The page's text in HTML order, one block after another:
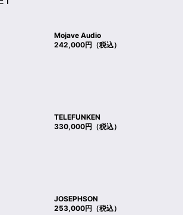
Mojave Audio
242,000円（税込）
TELEFUNKEN
330,000円（税込）
JOSEPHSON
253,000円（税込）